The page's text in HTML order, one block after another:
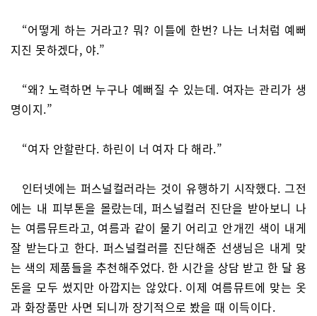
“어떻게 하는 거라고? 뭐? 이틀에 한번? 나는 너처럼 예뻐
지진 못하겠다, 야.”
“왜? 노력하면 누구나 예뻐질 수 있는데. 여자는 관리가 생
명이지.”
“여자 안할란다. 하린이 너 여자 다 해라.”
인터넷에는 퍼스널컬러라는 것이 유행하기 시작했다. 그전
에는 내 피부톤을 몰랐는데, 퍼스널컬러 진단을 받아보니 나
는 여름뮤트라고, 여름과 같이 물기 어리고 안개낀 색이 내게
잘 받는다고 한다. 퍼스널컬러를 진단해준 선생님은 내게 맞
는 색의 제품들을 추천해주었다. 한 시간을 상담 받고 한 달 용
돈을 모두 썼지만 아깝지는 않았다. 이제 여름뮤트에 맞는 옷
과 화장품만 사면 되니까 장기적으로 봤을 때 이득이다.